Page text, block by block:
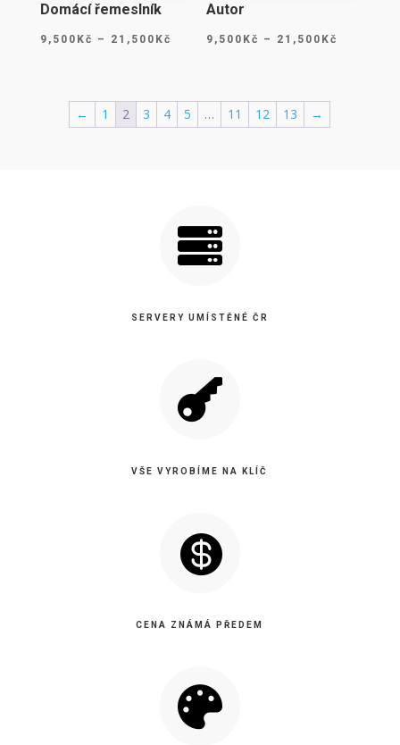
Domácí řemeslník
9,500 Kč – 21,500 Kč Rozpětí
21,500Kč
Autor
9,500 Kč – 21,500 Kč
← 1 2 3 4 5 … 11 12 13 →

SERVERY UMÍSTĚNÉ ČR

VŠE VYROBÍME NA KLÍČ

CENA ZNÁMÁ PŘEDEM
